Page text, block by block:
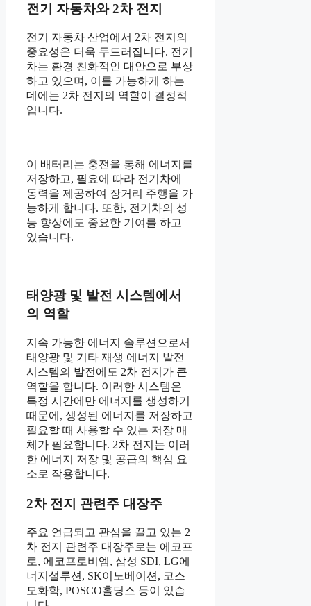
전기 자동차와 2차 전지
전기 자동차 산업에서 2차 전지의
중요성은 더욱 두드러집니다. 전기
차는 환경 친화적인 대안으로 부상
하고 있으며, 이를 가능하게 하는
데에는 2차 전지의 역할이 결정적
입니다.
이 배터리는 충전을 통해 에너지를
저장하고, 필요에 따라 전기차에
동력을 제공하여 장거리 주행을 가
능하게 합니다. 또한, 전기차의 성
능 향상에도 중요한 기여를 하고
있습니다.
태양광 및 발전 시스템에서
의 역할
지속 가능한 에너지 솔루션으로서
태양광 및 기타 재생 에너지 발전
시스템의 발전에도 2차 전지가 큰
역할을 합니다. 이러한 시스템은
특정 시간에만 에너지를 생성하기
때문에, 생성된 에너지를 저장하고
필요할 때 사용할 수 있는 저장 매
체가 필요합니다. 2차 전지는 이러
한 에너지 저장 및 공급의 핵심 요
소로 작용합니다.
2차 전지 관련주 대장주
주요 언급되고 관심을 끌고 있는 2
차 전지 관련주 대장주로는 에코프
로, 에코프로비엠, 삼성 SDI, LG에
너지설루션, SK이노베이션, 코스
모화학, POSCO홀딩스 등이 있습